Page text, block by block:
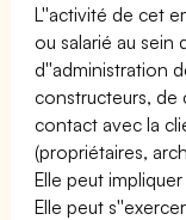
L''activité de cet
ou salarié au sein
d''administration
constructeurs, de
contact avec la
(propriétaires,
Elle peut
Elle peut